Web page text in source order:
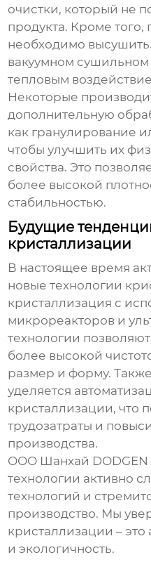
очистки, который не
продукта. Кроме того,
необходимо
вакуумном
тепловым
Некоторые
дополнительную
как гранулирование
чтобы улучшить их
свойства. Это
более высокой
стабильностью.
Будущие
кристаллизации
В настоящее время
новые технологии
кристаллизация с
микрореакторов и
технологии
более высокой
размер и форму.
уделяется
кристаллизации, что
трудозатраты и
производства.
ООО Шанхай DODGEN
технологии активно
технологий и
производство. Мы
кристаллизации – это
и экологичность.